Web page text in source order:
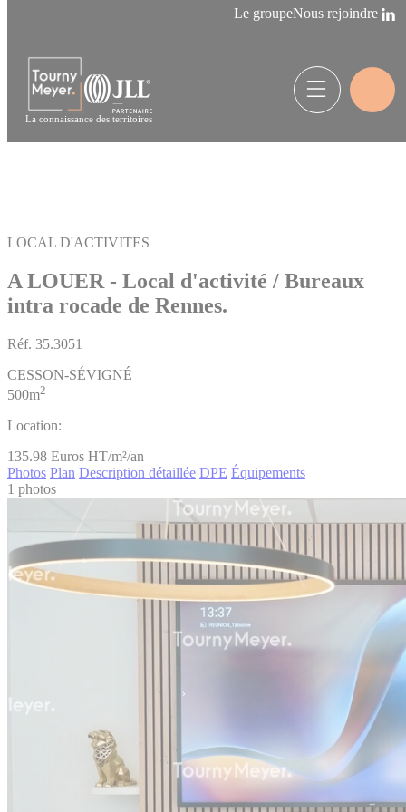
Le groupeNous rejoindre
La connaissance des territoires
LOCAL D'ACTIVITES
A LOUER - Local d'activité / Bureaux
intra rocade de Rennes.
Réf. 35.3051
CESSON-SÉVIGNÉ
500m2
Location:
135.98 Euros HT/m²/an
Photos Plan Description détaillée DPE Équipements
1 photos